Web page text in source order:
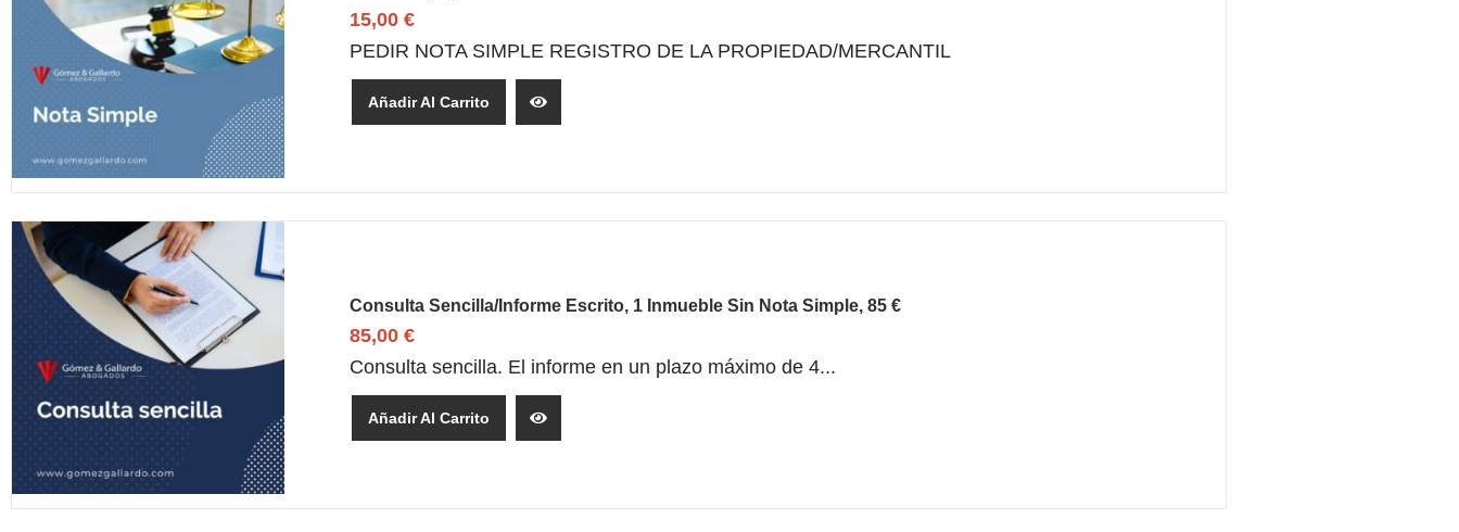
15,00€
PEDIR NOTA SIMPLE REGISTRO DE LA PROPIEDAD/MERCANTIL
Añadir Al Carrito
Consulta Sencilla/Informe Escrito, 1 Inmueble Sin Nota Simple, 85 €
85,00€
Consulta sencilla. El informe en un plazo máximo de 4...
Añadir Al Carrito